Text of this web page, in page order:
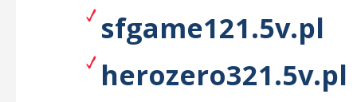
sfgame121.5v.pl
herozero321.5v.pl